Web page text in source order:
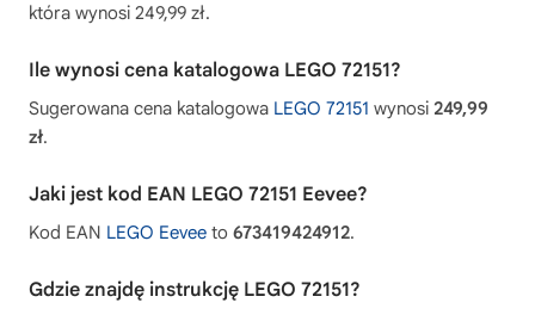
która wynosi 249,99 zł.
Ile wynosi cena katalogowa LEGO 72151?
Sugerowana cena katalogowa LEGO 72151 wynosi 249,99
zł.
Jaki jest kod EAN LEGO 72151 Eevee?
Kod EAN LEGO Eevee to 673419424912.
Gdzie znajdę instrukcję LEGO 72151?